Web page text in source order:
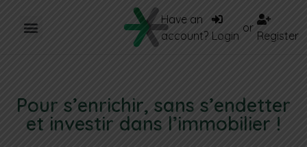
Have an
account? Login
or
Register
Pour s’enrichir, sans s’endetter
et investir dans l’immobilier !